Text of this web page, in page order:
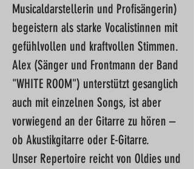
Musicaldarstellerin und Profisängerin)
begeistern als starke Vocalistinnen mit
gefühlvollen und kraftvollen Stimmen.
Alex (Sänger und Frontmann der Band
"WHITE ROOM") unterstützt gesanglich
auch mit einzelnen Songs, ist aber
vorwiegend an der Gitarre zu hören –
ob Akustikgitarre oder E-Gitarre.
Unser Repertoire reicht von Oldies und